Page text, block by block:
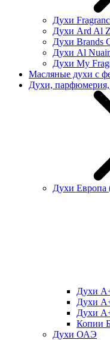
Духи
Духи Ard Al
Духи Brands
Духи Al
Духи My
Масляные духи с
Духи, парфюмерия,
Духи Европа
Духи
Духи
Духи
Копии
Духи ОАЭ